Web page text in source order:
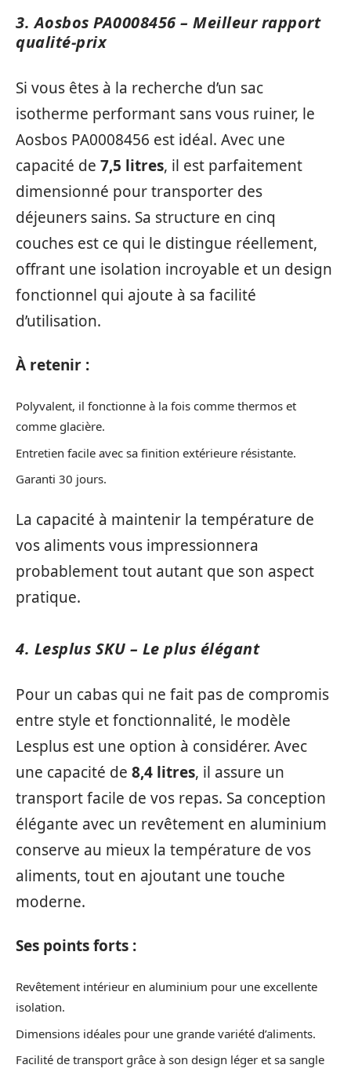
3. Aosbos PA0008456 – Meilleur rapport
qualité-prix
Si vous êtes à la recherche d’un sac
isotherme performant sans vous ruiner, le
Aosbos PA0008456 est idéal. Avec une
capacité de 7,5 litres, il est parfaitement
dimensionné pour transporter des
déjeuners sains. Sa structure en cinq
couches est ce qui le distingue réellement,
offrant une isolation incroyable et un design
fonctionnel qui ajoute à sa facilité
d’utilisation.
À retenir :
Polyvalent, il fonctionne à la fois comme thermos et
comme glacière.
Entretien facile avec sa finition extérieure résistante.
Garanti 30 jours.
La capacité à maintenir la température de
vos aliments vous impressionnera
probablement tout autant que son aspect
pratique.
4. Lesplus SKU – Le plus élégant
Pour un cabas qui ne fait pas de compromis
entre style et fonctionnalité, le modèle
Lesplus est une option à considérer. Avec
une capacité de 8,4 litres, il assure un
transport facile de vos repas. Sa conception
élégante avec un revêtement en aluminium
conserve au mieux la température de vos
aliments, tout en ajoutant une touche
moderne.
Ses points forts :
Revêtement intérieur en aluminium pour une excellente
isolation.
Dimensions idéales pour une grande variété d’aliments.
Facilité de transport grâce à son design léger et sa sangle